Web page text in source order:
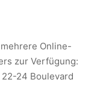
Online-
zur Verfügung:
22-24 Boulevard